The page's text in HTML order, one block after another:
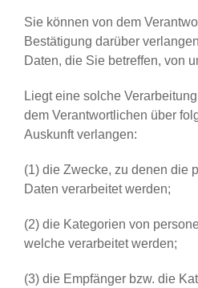
Sie können von dem
Bestätigung darüber
Daten, die Sie betreffen, von
Liegt eine solche
dem Verantwortlichen über
Auskunft verlangen:
(1) die Zwecke, zu denen die
Daten verarbeitet werden;
(2) die Kategorien von
welche verarbeitet werden;
(3) die Empfänger bzw. die